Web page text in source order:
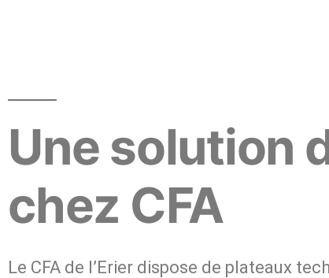
Une solution
chez CFA
Le CFA de l’Erier dispose de plateaux